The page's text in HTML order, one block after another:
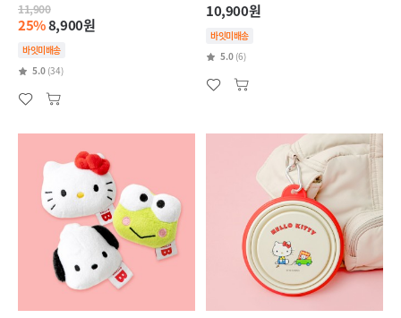
11,900
25%8,900원
바잇미배송
5.0 (34)
10,900원
바잇미배송
5.0 (6)